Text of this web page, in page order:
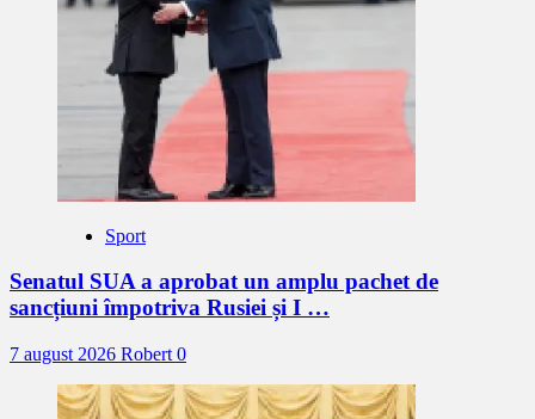
Sport
Senatul SUA a aprobat un amplu pachet de
sancțiuni împotriva Rusiei și I …
7 august 2026 Robert 0